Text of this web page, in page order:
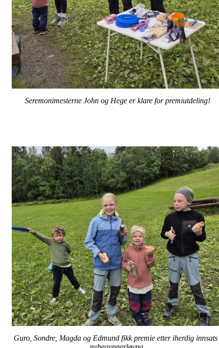
Seremonimesterne John og Hege er klare for premiutdeling!
Guro, Sondre, Magda og Edmund fikk premie etter iherdig innsats